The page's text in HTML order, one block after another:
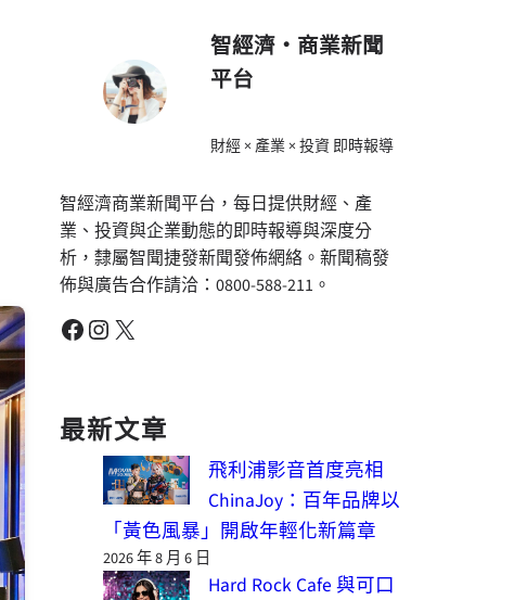
智經濟・商業新聞
平台
財經 × 產業 × 投資 即時報導
智經濟商業新聞平台，每日提供財經、產
業、投資與企業動態的即時報導與深度分
析，隸屬智聞捷發新聞發佈網絡。新聞稿發
佈與廣告合作請洽：0800-588-211。
Facebook Instagram X
最新文章
飛利浦影音首度亮相
ChinaJoy：百年品牌以
「黃色風暴」開啟年輕化新篇章
2026 年 8 月 6 日
Hard Rock Cafe 與可口